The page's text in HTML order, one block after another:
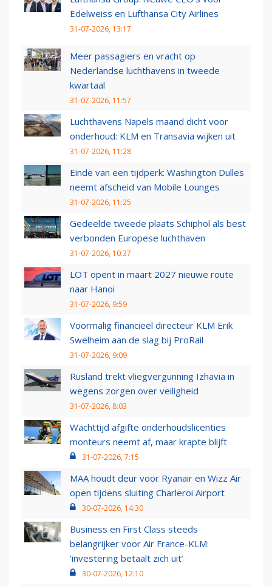
Edelweiss en Lufthansa City Airlines
31-07-2026, 13:17
Meer passagiers en vracht op
Nederlandse luchthavens in tweede
kwartaal
31-07-2026, 11:57
Luchthavens Napels maand dicht voor
onderhoud: KLM en Transavia wijken uit
31-07-2026, 11:28
Einde van een tijdperk: Washington Dulles
neemt afscheid van Mobile Lounges
31-07-2026, 11:25
Gedeelde tweede plaats Schiphol als best
verbonden Europese luchthaven
31-07-2026, 10:37
LOT opent in maart 2027 nieuwe route
naar Hanoi
31-07-2026, 9:59
Voormalig financieel directeur KLM Erik
Swelheim aan de slag bij ProRail
31-07-2026, 9:09
Rusland trekt vliegvergunning Izhavia in
wegens zorgen over veiligheid
31-07-2026, 8:03
Wachttijd afgifte onderhoudslicenties
monteurs neemt af, maar krapte blijft
31-07-2026, 7:15
MAA houdt deur voor Ryanair en Wizz Air
open tijdens sluiting Charleroi Airport
30-07-2026, 14:30
Business en First Class steeds
belangrijker voor Air France-KLM:
‘investering betaalt zich uit’
30-07-2026, 12:10